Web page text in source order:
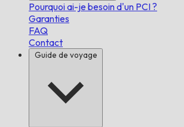
Pourquoi ai-je besoin d'un PCI ?
Garanties
FAQ
Contact
Guide de voyage